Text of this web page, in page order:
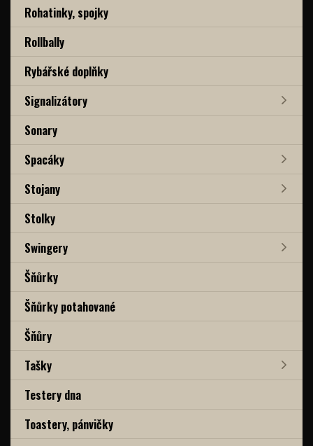
Rohatinky, spojky
Rollbally
Rybářské doplňky
Signalizátory
Sonary
Spacáky
Stojany
Stolky
Swingery
Šňůrky
Šňůrky potahované
Šňůry
Tašky
Testery dna
Toastery, pánvičky